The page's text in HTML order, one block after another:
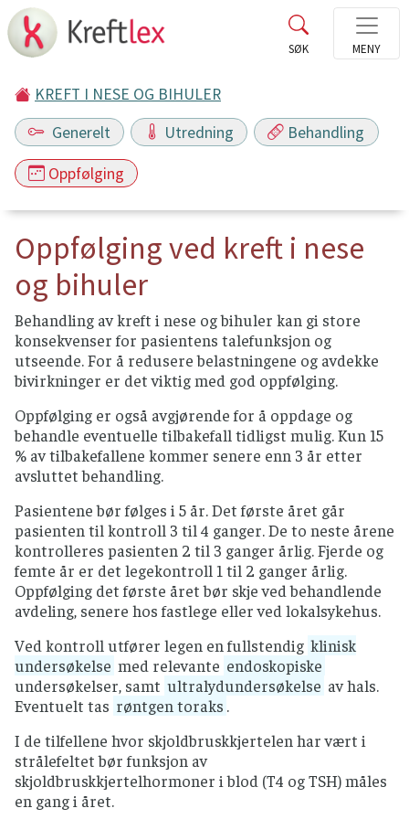
KREFT I NESE OG BIHULER
Generelt
Utredning Behandling
Oppfølging
Oppfølging ved kreft i nese
og bihuler
Behandling av kreft i nese og bihuler kan gi store
konsekvenser for pasientens talefunksjon og
utseende. For å redusere belastningene og avdekke
bivirkninger er det viktig med god oppfølging.
Oppfølging er også avgjørende for å oppdage og
behandle eventuelle tilbakefall tidligst mulig. Kun 15
% av tilbakefallene kommer senere enn 3 år etter
avsluttet behandling.
Pasientene bør følges i 5 år. Det første året går
pasienten til kontroll 3 til 4 ganger. De to neste årene
kontrolleres pasienten 2 til 3 ganger årlig. Fjerde og
femte år er det legekontroll 1 til 2 ganger årlig.
Oppfølging det første året bør skje ved behandlende
avdeling, senere hos fastlege eller ved lokalsykehus.
Ved kontroll utfører legen en fullstendig klinisk
undersøkelse med relevante endoskopiske
undersøkelser, samt ultralydundersøkelse av hals.
Eventuelt tas røntgen toraks .
I de tilfellene hvor skjoldbruskkjertelen har vært i
strålefeltet bør funksjon av
skjoldbruskkjertelhormoner i blod (T4 og TSH) måles
en gang i året.